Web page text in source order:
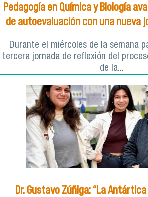
Pedagogía en Química y Biología
de autoevaluación con una nueva
Durante el miércoles de la semana
tercera jornada de reflexión del
de la...
Dr. Gustavo Zúñiga: “La